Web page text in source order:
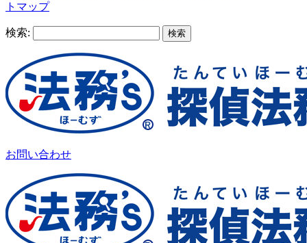
トマップ
検索:
お問い合わせ